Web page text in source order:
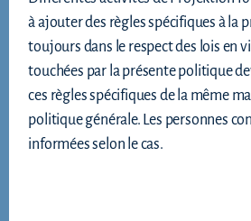
à ajouter des règles spécifiques à la
toujours dans le respect des lois en
touchées par la présente politique
ces règles spécifiques de la même
politique générale. Les personnes
informées selon le cas.